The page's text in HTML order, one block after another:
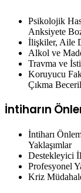
Psikolojik
Anksiyete
İlişkiler, Aile
Alkol ve
Travma ve
Koruyucu
Çıkma
İntiharın
İntiharı
Yaklaşımlar
Destekleyici
Profesyonel
Kriz